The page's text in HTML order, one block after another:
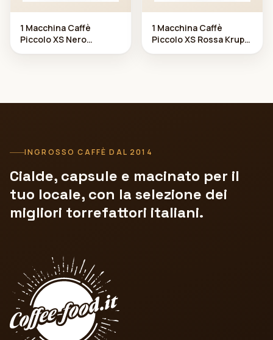
1 Macchina Caffè
Piccolo XS Nero
1 Macchina Caffè
Piccolo XS Rossa Krups
INGROSSO CAFFÈ DAL 2014
Cialde, capsule e macinato per il
tuo locale, con la selezione dei
migliori torrefattori italiani.